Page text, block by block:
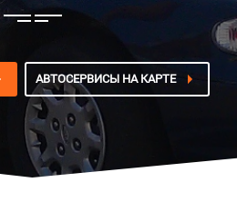
АВТОСЕРВИСЫ НА КАРТЕ